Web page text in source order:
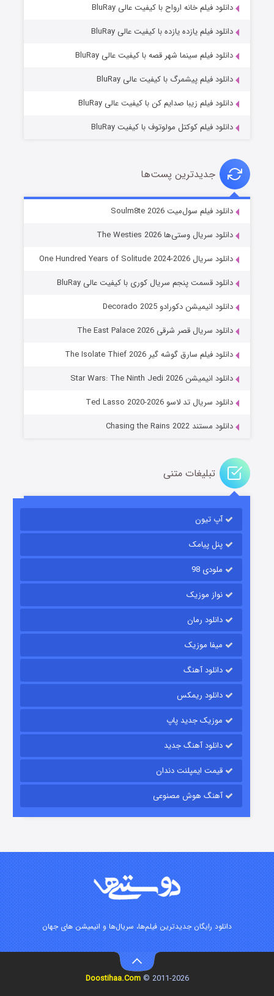
خاندان اژدها فصل ۳
جادوگری در مغولستان
قسمت ۱۴ (زیرنویس) منتشر شد
قسمت
قسمت۲ (دوبله) منتشر شد
دانلود فیلم خانه ارواح با کیفیت عالی BluRay
دانلود فیلم یازده یازده با کیفیت عالی BluRay
دانلود فیلم سینما شهر قصه با کیفیت عالی BluRay
دانلود فیلم پیشمرگ با کیفیت عالی BluRay
دانلود فیلم زیبا صدایم کن با کیفیت عالی BluRay
دانلود فیلم کوکتل مولوتوف با کیفیت BluRay
جدیدترین پست‌ها
دانلود فیلم سول‌میت Soulm8te 2026
دانلود سریال وستی‌ها The Westies 2026
دانلود سریال One Hundred Years of Solitude 2024-2026
دانلود قسمت پنجم سریال کوری با کیفیت عالی BluRay
دانلود انیمیشن دکورادو Decorado 2025
دانلود سریال قصر شرقی The East Palace 2026
دانلود فیلم سارق گوشه گیر The Isolate Thief 2026
دانلود انیمیشن Star Wars: The Ninth Jedi 2026
دانلود سریال تد لاسو Ted Lasso 2020-2026
دانلود مستند Chasing the Rains 2022
تبلیغات متنی
آپ تیون
پنل پیامک
ملودی 98
نواز موزیک
دانلود رمان
میفا موزیک
دانلود آهنگ
دانلود ریمکس
موزیک جدید پاپ
دانلود آهنگ جدید
قیمت ایمپلنت دندان
آهنگ هوش مصنوعی
دانلود رایگان جدیدترین فیلم‌ها، سریال‌ها و انیمیشن های جهان
2011-2026 ©
Doostihaa.Com